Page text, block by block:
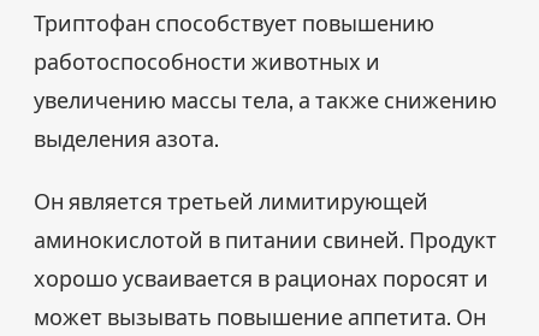
Триптофан способствует повышению
работоспособности животных и
увеличению массы тела, а также снижению
выделения азота.
Он является третьей лимитирующей
аминокислотой в питании свиней. Продукт
хорошо усваивается в рационах поросят и
может вызывать повышение аппетита. Он